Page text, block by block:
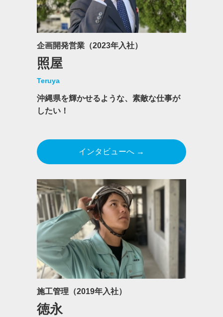
企画開発営業（2023年入社）
照屋
Teruya
沖縄県を輝かせるような、素敵な仕事が
したい！
インタビューへ →
施工管理（2019年入社）
徳永